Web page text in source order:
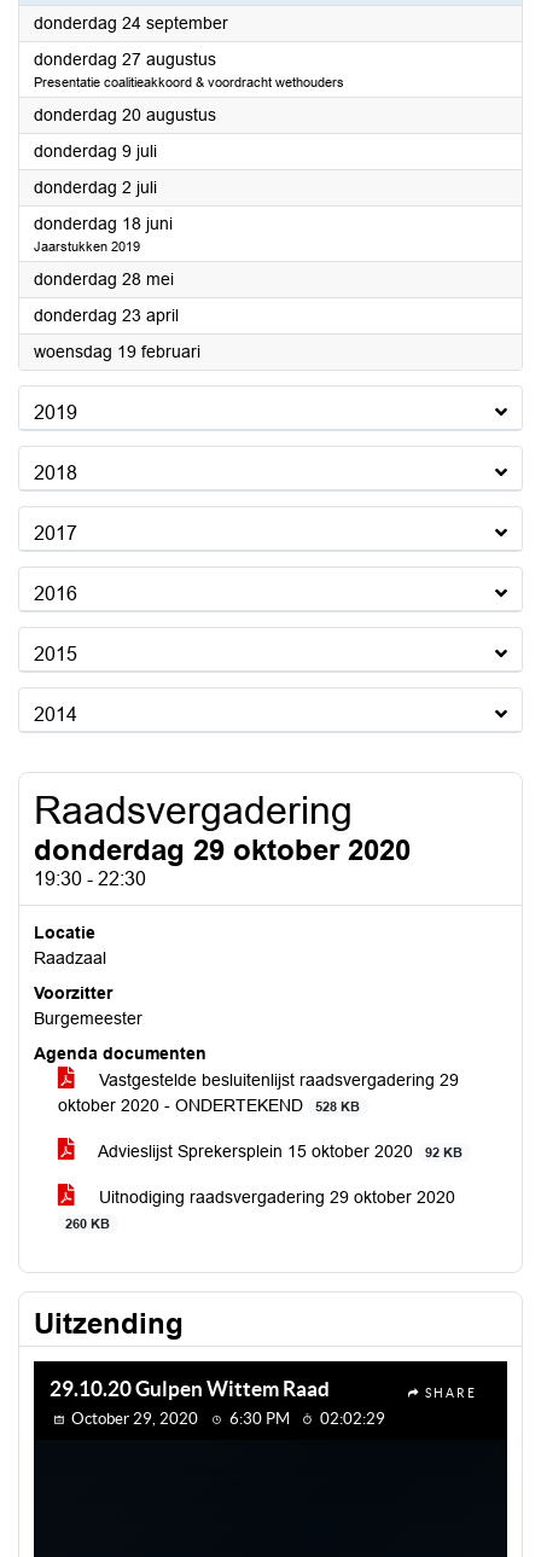
donderdag 24 september2020
donderdag 27 augustus2020
Presentatie coalitieakkoord & voordracht wethouders
donderdag 20 augustus2020
donderdag 9 juli2020
donderdag 2 juli2020
donderdag 18 juni2020
Jaarstukken 2019
donderdag 28 mei2020
donderdag 23 april2020
woensdag 19 februari2020
2019
2018
2017
2016
2015
2014
Raadsvergadering
donderdag 29 oktober 2020
19:30 - 22:30
Locatie
Raadzaal
Voorzitter
Burgemeester
Agenda documenten
Vastgestelde besluitenlijst raadsvergadering 29
oktober 2020 - ONDERTEKEND
528 KB
Advieslijst Sprekersplein 15 oktober 2020 92 KB
Uitnodiging raadsvergadering 29 oktober 2020
260 KB
Uitzending